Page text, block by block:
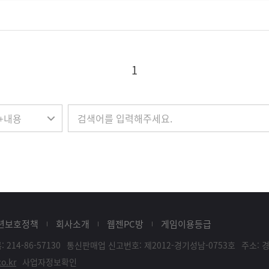
1
보호정책 회사소개 웹젠PC방 게임이용등급
: 214-86-57130 통신판매업 신고번호: 제2012-경기성남-0753호 주소:
사업자정보확인